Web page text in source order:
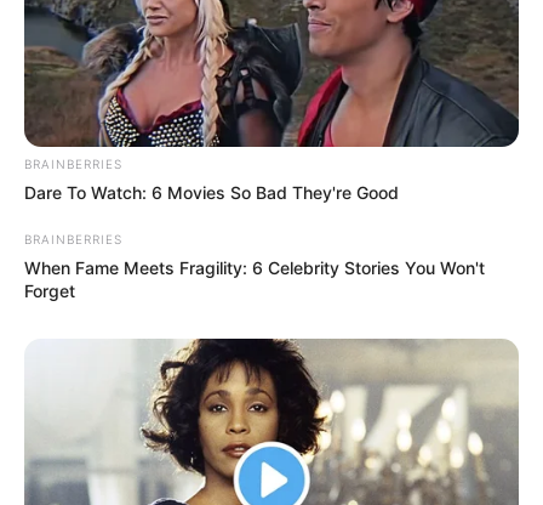
BRAINBERRIES
Dare To Watch: 6 Movies So Bad They're Good
BRAINBERRIES
When Fame Meets Fragility: 6 Celebrity Stories You Won't
Forget